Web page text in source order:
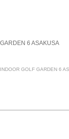
GARDEN 6 ASAKUSA
INDOOR GOLF GARDEN 6